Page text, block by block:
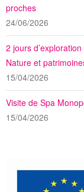
proches
24/06/2026
2 jours
Nature et
15/04/2026
Visite de Spa
15/04/2026